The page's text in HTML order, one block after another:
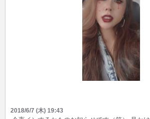
2018/6/7 (木) 19:43